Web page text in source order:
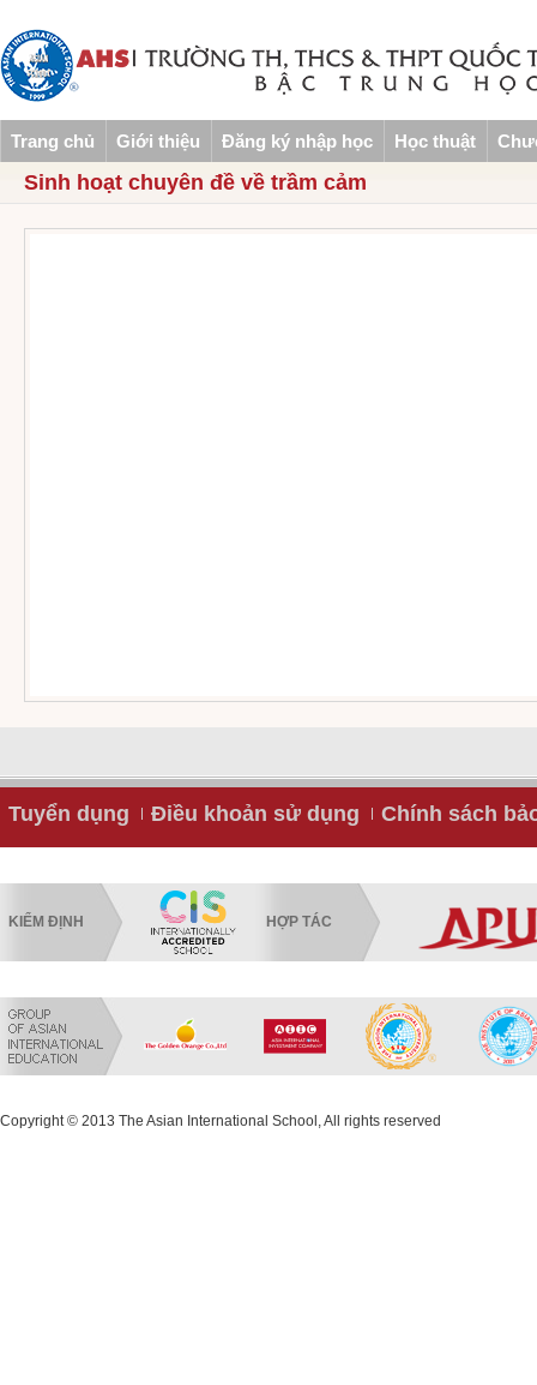
Trang chủ Giới thiệu Đăng ký nhập học Học thuật
Sinh hoạt chuyên đề về trầm cảm
Tuyển dụng Điều khoản sử dụng Chính sách
KIỂM ĐỊNH HỢP TÁC
Copyright © 2013 The Asian International School, All rights reserved